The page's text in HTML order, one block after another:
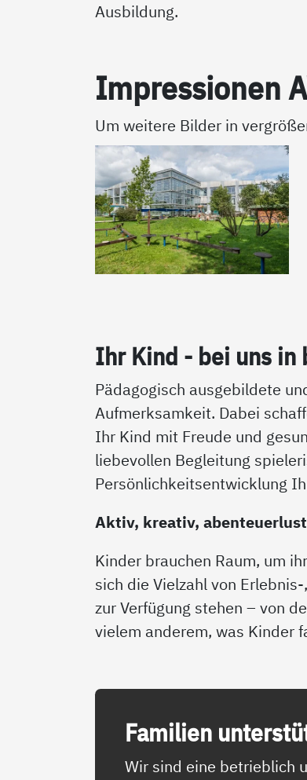
Ausbildung.
Im­pres­sio­nen
Um weitere Bilder in
Ihr Kind - bei uns in
Pädagogisch ausgebildete
Aufmerksamkeit. Dabei
Ihr Kind mit Freude und
liebevollen Begleitung
Persönlichkeitsentwicklung
Aktiv, kreativ,
Kinder brauchen Raum, um
sich die Vielzahl von
zur Verfügung stehen – von
vielem anderem, was Kinder
Fa­mi­li­en
Wir sind eine betrieblich